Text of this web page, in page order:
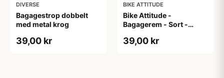
DIVERSE
Bagagestrop dobbelt
med metal krog
39,00 kr
BIKE ATTITUDE
Bike Attitude -
Bagagerem - Sort -
39,00 kr